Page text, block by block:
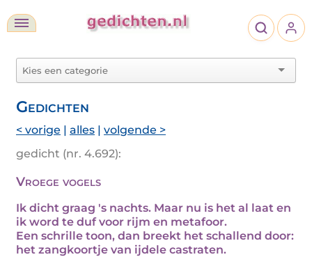
Gedichten
< vorige | alles | volgende >
gedicht (nr. 4.692):
Vroege vogels
Ik dicht graag 's nachts. Maar nu is het al laat en
ik word te duf voor rijm en metafoor.
Een schrille toon, dan breekt het schallend door:
het zangkoortje van ijdele castraten.